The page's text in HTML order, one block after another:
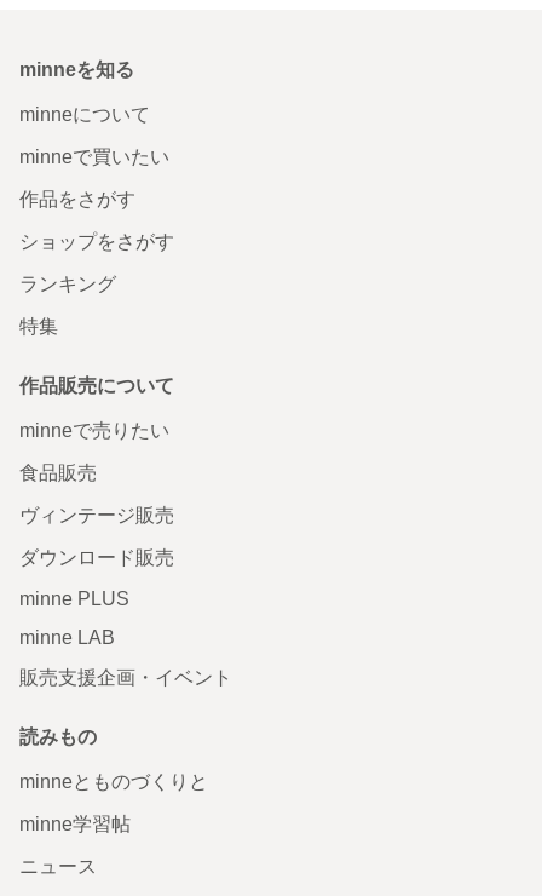
minneを知る
minneについて
minneで買いたい
作品をさがす
ショップをさがす
ランキング
特集
作品販売について
minneで売りたい
食品販売
ヴィンテージ販売
ダウンロード販売
minne PLUS
minne LAB
販売支援企画・イベント
読みもの
minneとものづくりと
minne学習帖
ニュース